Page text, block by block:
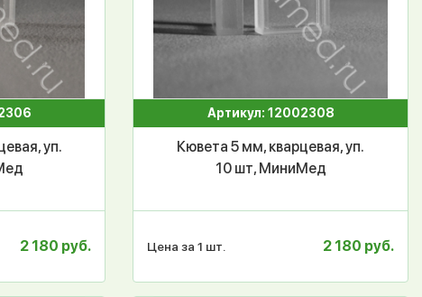
уп.
2 180 руб.
Артикул: 12002308
Кювета 5 мм, кварцевая, уп.
10 шт, МиниМед
Цена за 1 шт. 2 180 руб.